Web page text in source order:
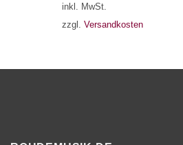
inkl. MwSt.
zzgl. Versandkosten